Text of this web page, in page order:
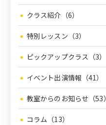
クラス紹介（6）
特別レッスン（3）
ピックアップクラス（3）
イベント出演情報（41）
教室からのお知らせ（53）
コラム（13）